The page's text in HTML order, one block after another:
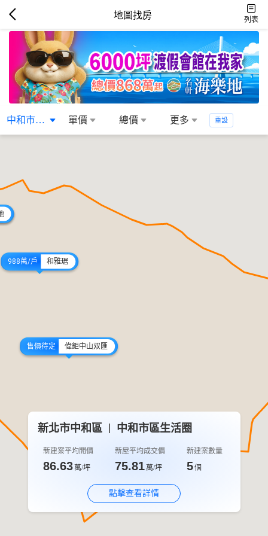
地圖找房 列表
中和市區生活... 單價 總價 更多 重設
988萬/戶 和雅琚
售價待定 偉鉅中山双匯
新北市中和區 中和市區生活圈
新建案平均開價
86.63萬/坪
新屋平均成交價
75.81萬/坪
新建案數量
5個
點擊查看詳情